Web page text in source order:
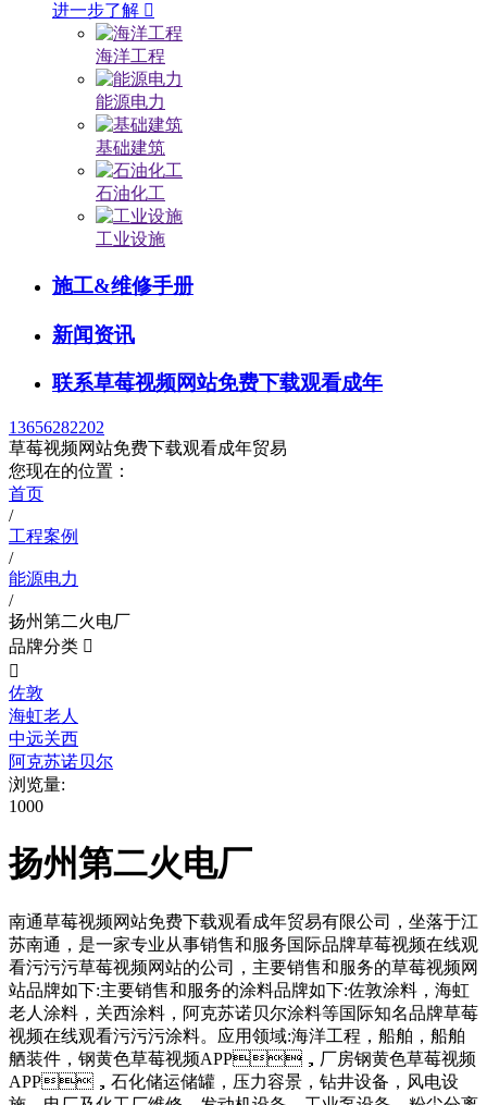
进一步了解 
海洋工程
能源电力
基础建筑
石油化工
工业设施
施工&维修手册
新闻资讯
联系草莓视频网站免费下载观看成年
13656282202
草莓视频网站免费下载观看成年贸易
您现在的位置：
首页
/
工程案例
/
能源电力
/
扬州第二火电厂
品牌分类 

佐敦
海虹老人
中远关西
阿克苏诺贝尔
浏览量:
1000
扬州第二火电厂
南通草莓视频网站免费下载观看成年贸易有限公司，坐落于江
苏南通，是一家专业从事销售和服务国际品牌草莓视频在线观
看污污污草莓视频网站的公司，主要销售和服务的草莓视频网
站品牌如下:主要销售和服务的涂料品牌如下:佐敦涂料，海虹
老人涂料，关西涂料，阿克苏诺贝尔涂料等国际知名品牌草莓
视频在线观看污污污涂料。应用领域:海洋工程，船舶，船舶
舾装件，钢黄色草莓视频APP，厂房钢黄色草莓视频
APP，石化储运储罐，压力容景，钻井设备，风电设